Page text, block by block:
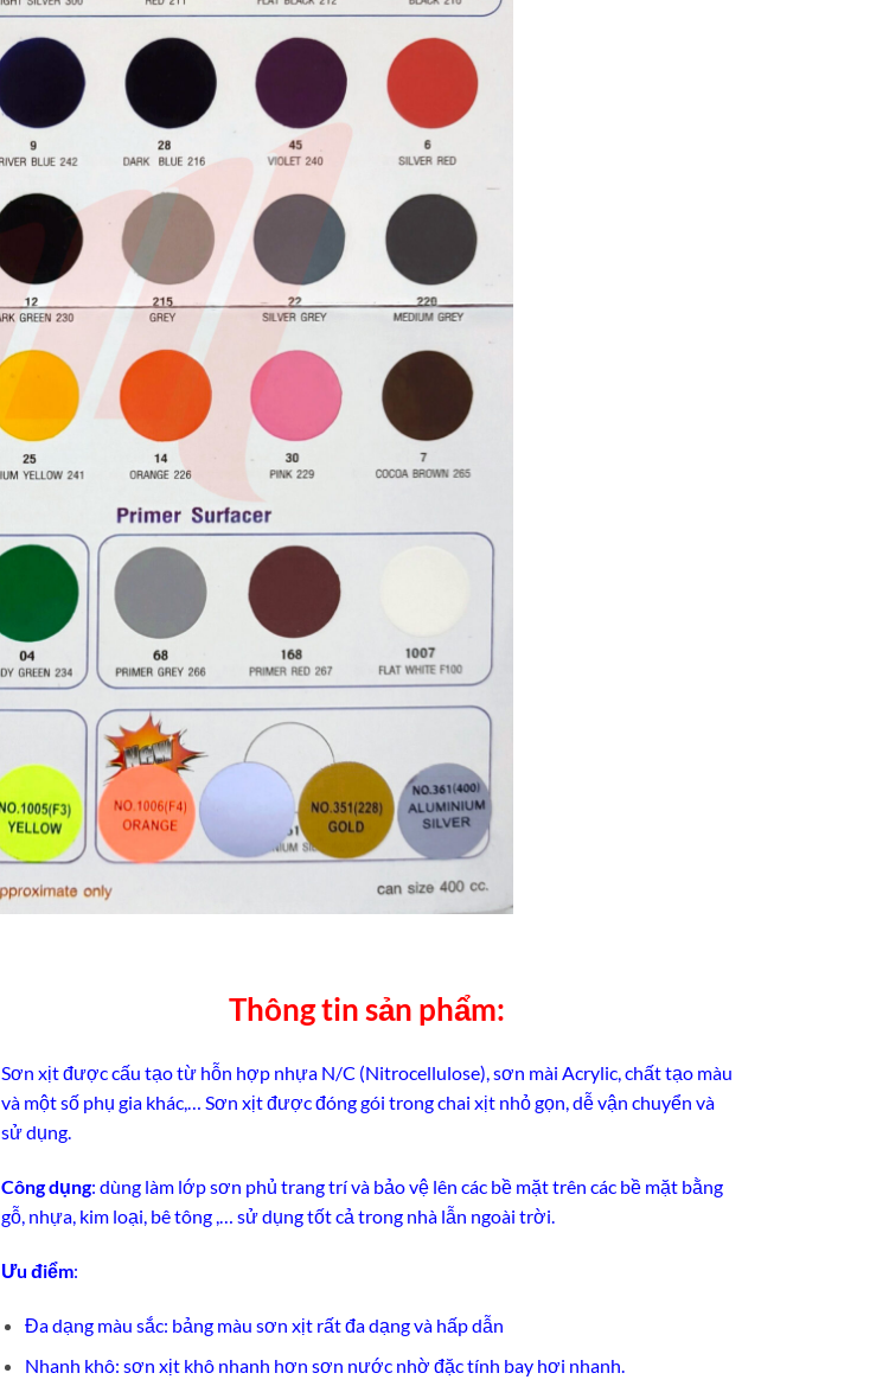
Thông tin sản phẩm:
Sơn xịt được cấu tạo từ hỗn hợp nhựa N/C (Nitrocellulose), sơn mài Acrylic, chất tạo màu
và một số phụ gia khác,… Sơn xịt được đóng gói trong chai xịt nhỏ gọn, dễ vận chuyển và
sử dụng.
Công dụng: dùng làm lớp sơn phủ trang trí và bảo vệ lên các bề mặt trên các bề mặt bằng
gỗ, nhựa, kim loại, bê tông ,… sử dụng tốt cả trong nhà lẫn ngoài trời.
Ưu điểm:
Đa dạng màu sắc: bảng màu sơn xịt rất đa dạng và hấp dẫn
Nhanh khô: sơn xịt khô nhanh hơn sơn nước nhờ đặc tính bay hơi nhanh.